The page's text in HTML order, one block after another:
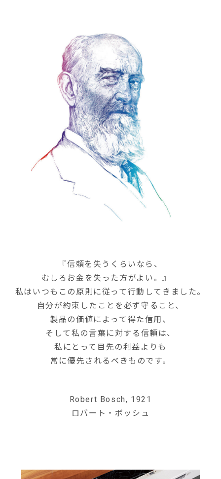
『信頼を失うくらいなら、
むしろお金を失った方がよい。』
私はいつもこの原則に従って行動してきました。
自分が約束したことを必ず守ること、
製品の価値によって得た信用、
そして私の言葉に対する信頼は、
私にとって目先の利益よりも
常に優先されるべきものです。
Robert Bosch, 1921
ロバート・ボッシュ